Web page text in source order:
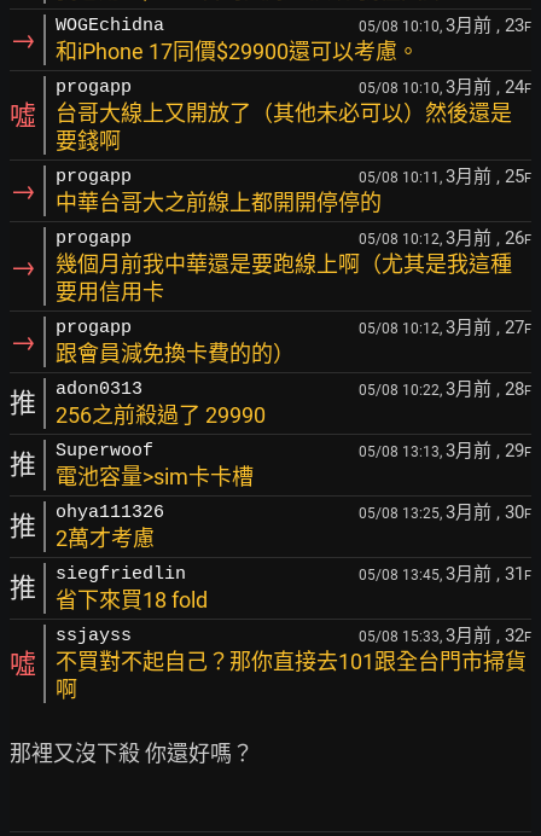
→ WOGEchidna 05/08 10:10, 3月前 , 23F
和iPhone 17同價$29900還可以考慮。
噓
progapp 05/08 10:10, 3月前 , 24F
台哥大線上又開放了（其他未必可以）然後還是
要錢啊
→ progapp 05/08 10:11, 3月前 , 25F
中華台哥大之前線上都開開停停的
→
progapp 05/08 10:12, 3月前 , 26F
幾個月前我中華還是要跑線上啊（尤其是我這種
要用信用卡
→ progapp 05/08 10:12, 3月前 , 27F
跟會員減免換卡費的的）
推 adon0313 05/08 10:22, 3月前 , 28F
256之前殺過了 29990
推 Superwoof 05/08 13:13, 3月前 , 29F
電池容量>sim卡卡槽
推 ohya111326 05/08 13:25, 3月前 , 30F
2萬才考慮
推 siegfriedlin 05/08 13:45, 3月前 , 31 F
省下來買18 fold
噓
ssjayss 05/08 15:33, 3月前 , 32F
不買對不起自己？那你直接去101跟全台門市掃貨
啊
那裡又沒下殺 你還好嗎？